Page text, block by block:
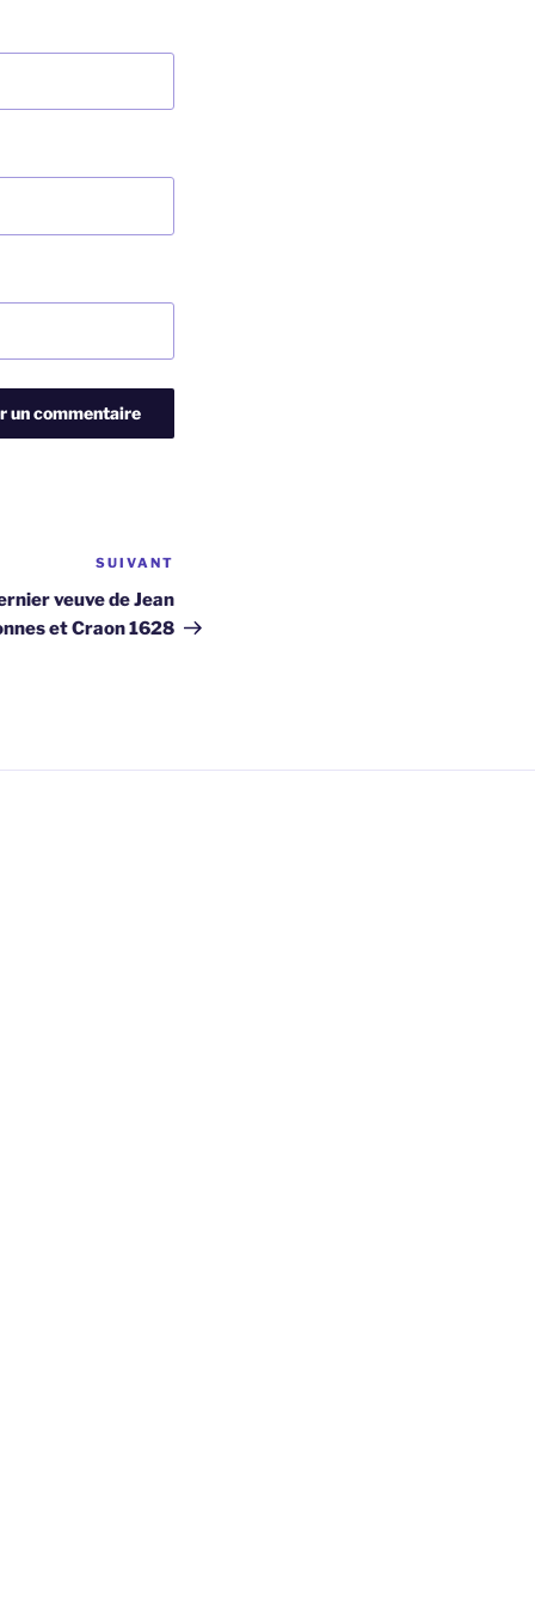
suivant
SUIVANT
veuve de Jean
et Craon 1628